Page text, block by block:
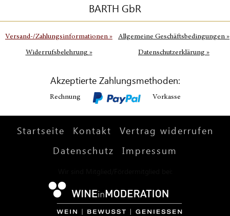
BARTH GbR
Versand-/Zahlungsinformationen » Allgemeine Geschäftsbedingungen »
Widerrufsbelehrung » Datenschutzerklärung »
Akzeptierte Zahlungsmethoden:
Rechnung Vorkasse
Startseite Kontakt
Vertrag widerrufen
Datenschutz
Impressum